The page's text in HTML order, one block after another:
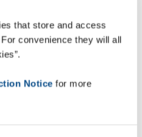
that store and access
convenience they will all
Notice for more
hemos alcanzado una
99,6 % y hemos
picking en un 30 %.
adaptada al
uso, hemos
con rapidez”.